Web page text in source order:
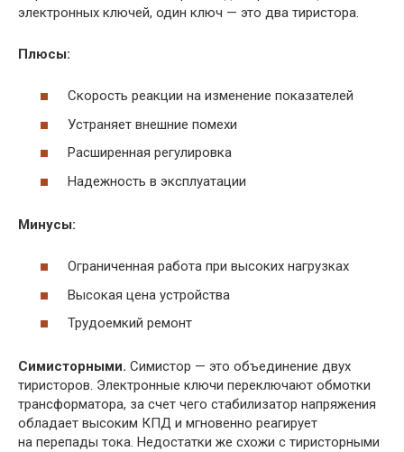
электронных ключей, один ключ — это два тиристора.
Плюсы:
Скорость реакции на изменение показателей
Устраняет внешние помехи
Расширенная регулировка
Надежность в эксплуатации
Минусы:
Ограниченная работа при высоких нагрузках
Высокая цена устройства
Трудоемкий ремонт
Симисторными. Симистор — это объединение двух
тиристоров. Электронные ключи переключают обмотки
трансформатора, за счет чего стабилизатор напряжения
обладает высоким КПД и мгновенно реагирует
на перепады тока. Недостатки же схожи с тиристорными